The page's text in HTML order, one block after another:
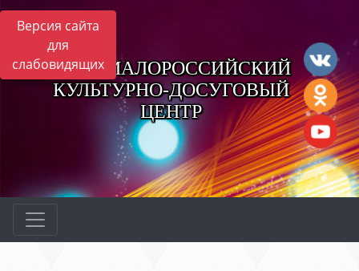
Версия сайта
для
слабовидящих
НОВОМАЛОРОССИЙСКИЙ
КУЛЬТУРНО-ДОСУГОВЫЙ
ЦЕНТР